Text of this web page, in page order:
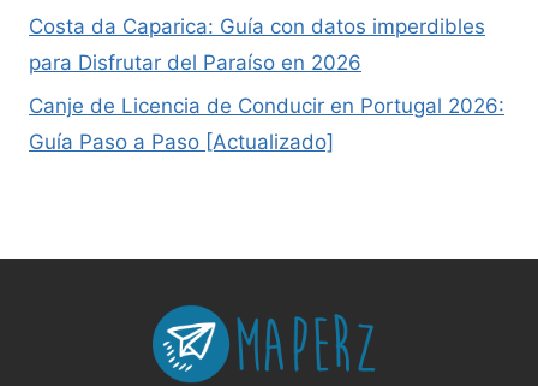
Costa da Caparica: Guía con datos imperdibles
para Disfrutar del Paraíso en 2026
Canje de Licencia de Conducir en Portugal 2026:
Guía Paso a Paso [Actualizado]